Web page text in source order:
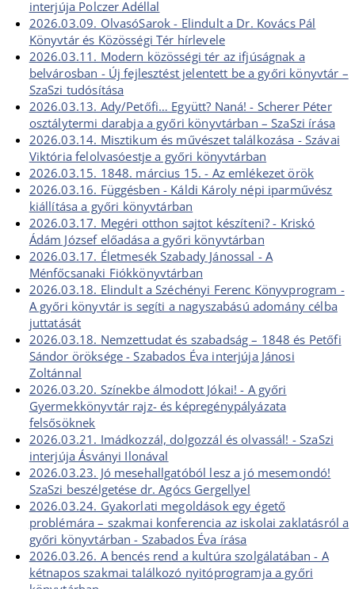
interjúja Polczer Adéllal
2026.03.09. OlvasóSarok - Elindult a Dr. Kovács Pál
Könyvtár és Közösségi Tér hírlevele
2026.03.11. Modern közösségi tér az ifjúságnak a
belvárosban - Új fejlesztést jelentett be a győri könyvtár –
SzaSzi tudósítása
2026.03.13. Ady/Petőfi… Együtt? Naná! - Scherer Péter
osztálytermi darabja a győri könyvtárban – SzaSzi írása
2026.03.14. Misztikum és művészet találkozása - Szávai
Viktória felolvasóestje a győri könyvtárban
2026.03.15. 1848. március 15. - Az emlékezet örök
2026.03.16. Függésben - Káldi Károly népi iparművész
kiállítása a győri könyvtárban
2026.03.17. Megéri otthon sajtot készíteni? - Kriskó
Ádám József előadása a győri könyvtárban
2026.03.17. Életmesék Szabady Jánossal - A
Ménfőcsanaki Fiókkönyvtárban
2026.03.18. Elindult a Széchényi Ferenc Könyvprogram -
A győri könyvtár is segíti a nagyszabású adomány célba
juttatását
2026.03.18. Nemzettudat és szabadság – 1848 és Petőfi
Sándor öröksége - Szabados Éva interjúja Jánosi
Zoltánnal
2026.03.20. Színekbe álmodott Jókai! - A győri
Gyermekkönyvtár rajz- és képregénypályázata
felsősöknek
2026.03.21. Imádkozzál, dolgozzál és olvassál! - SzaSzi
interjúja Ásványi Ilonával
2026.03.23. Jó mesehallgatóból lesz a jó mesemondó!
SzaSzi beszélgetése dr. Agócs Gergellyel
2026.03.24. Gyakorlati megoldások egy égető
problémára – szakmai konferencia az iskolai zaklatásról a
győri könyvtárban - Szabados Éva írása
2026.03.26. A bencés rend a kultúra szolgálatában - A
kétnapos szakmai találkozó nyitóprogramja a győri